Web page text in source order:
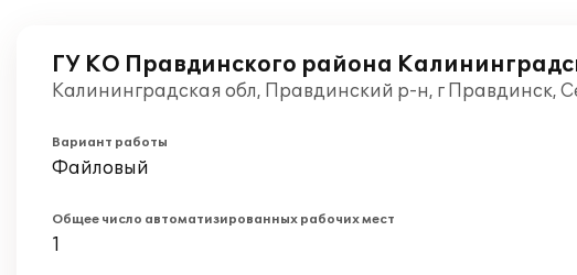
ГУ КО Правдинского района
Калининградская обл, Правдинский р-н, г Правдинск,
Вариант работы
Файловый
Общее число автоматизированных рабочих мест
1